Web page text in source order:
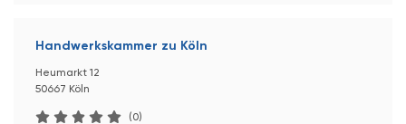
Handwerkskammer zu Köln
Heumarkt 12
50667 Köln
(0)